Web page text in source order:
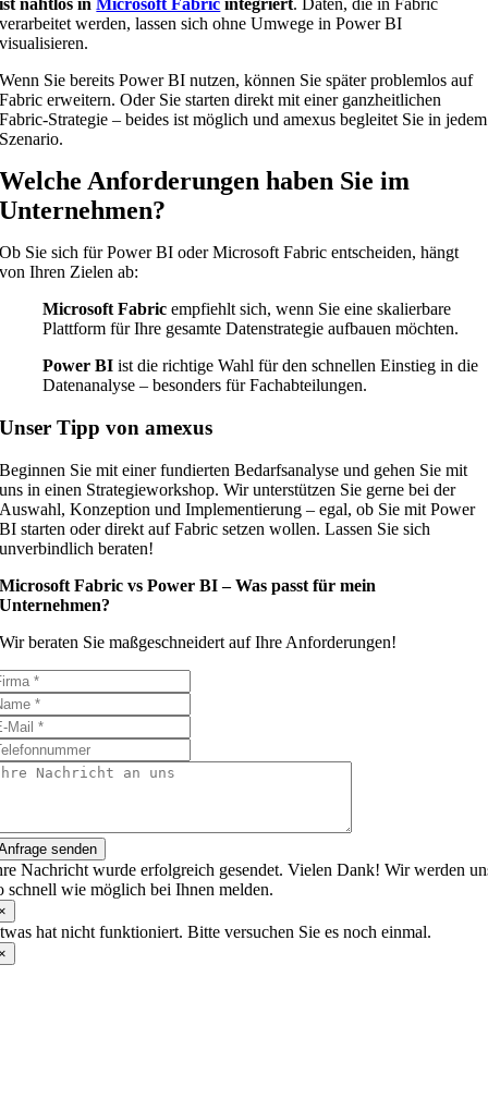
ist nahtlos inMicrosoft Fabric integriert. Daten, die in Fabric
verarbeitet werden, lassen sich ohne Umwege in Power BI
visualisieren.
Wenn Sie bereits Power BI nutzen, können Sie später problemlos auf
Fabric erweitern. Oder Sie starten direkt mit einer ganzheitlichen
Fabric-Strategie – beides ist möglich und amexus begleitet Sie in jedem
Szenario.
Welche Anforderungen haben Sie im
Unternehmen?
Ob Sie sich für Power BI oder Microsoft Fabric entscheiden, hängt
von Ihren Zielen ab:
Microsoft Fabric empfiehlt sich, wenn Sie eine skalierbare
Plattform für Ihre gesamte Datenstrategie aufbauen möchten.
Power BI ist die richtige Wahl für den schnellen Einstieg in die
Datenanalyse – besonders für Fachabteilungen.
Unser Tipp von amexus
Beginnen Sie mit einer fundierten Bedarfsanalyse und gehen Sie mit
uns in einen Strategieworkshop. Wir unterstützen Sie gerne bei der
Auswahl, Konzeption und Implementierung – egal, ob Sie mit Power
BI starten oder direkt auf Fabric setzen wollen. Lassen Sie sich
unverbindlich beraten!
Microsoft Fabric vs Power BI – Was passt für mein
Unternehmen?
Wir beraten Sie maßgeschneidert auf Ihre Anforderungen!
senden
Nachricht wurde erfolgreich gesendet. Vielen Dank! Wir werden
schnell wie möglich bei Ihnen melden.
hat nicht funktioniert. Bitte versuchen Sie es noch einmal.